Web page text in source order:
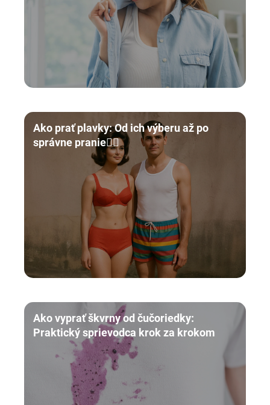
Ako prať plavky: Od ich výberu až po
správne pranie🏊‍♀️
Ako vyprať škvrny od čučoriedky:
Praktický sprievodca krok za krokom